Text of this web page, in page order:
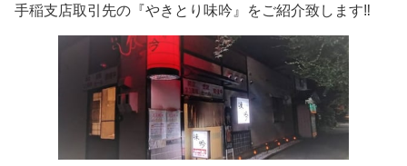
手稲支店取引先の『やきとり味吟』をご紹介致します‼